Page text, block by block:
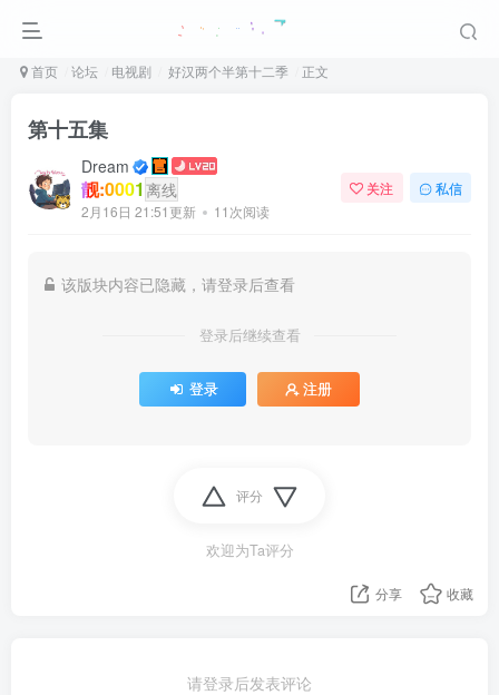
首页 论坛 电视剧 好汉两个半第十二季 正文
第十五集
Dream
靓:0001 离线
2月16日 21:51更新 11次阅读
关注 私信
该版块内容已隐藏，请登录后查看
登录后继续查看
登录 注册
评分
欢迎为Ta评分
分享 收藏
请登录后发表评论